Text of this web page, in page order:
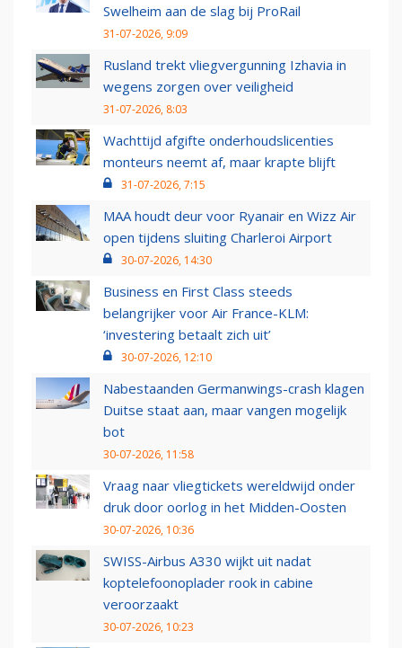
Swelheim aan de slag bij ProRail
31-07-2026, 9:09
Rusland trekt vliegvergunning Izhavia in
wegens zorgen over veiligheid
31-07-2026, 8:03
Wachttijd afgifte onderhoudslicenties
monteurs neemt af, maar krapte blijft
31-07-2026, 7:15
MAA houdt deur voor Ryanair en Wizz Air
open tijdens sluiting Charleroi Airport
30-07-2026, 14:30
Business en First Class steeds
belangrijker voor Air France-KLM:
‘investering betaalt zich uit’
30-07-2026, 12:10
Nabestaanden Germanwings-crash klagen
Duitse staat aan, maar vangen mogelijk
bot
30-07-2026, 11:58
Vraag naar vliegtickets wereldwijd onder
druk door oorlog in het Midden-Oosten
30-07-2026, 10:36
SWISS-Airbus A330 wijkt uit nadat
koptelefoonoplader rook in cabine
veroorzaakt
30-07-2026, 10:23